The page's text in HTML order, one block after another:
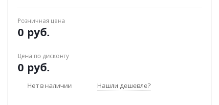
Розничная цена
0 руб.
Цена по дисконту
0 руб.
Нет в наличии Нашли дешевле?